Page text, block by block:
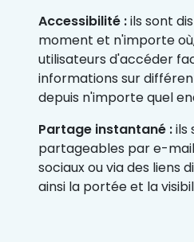
Accessibilité :ils sont
moment et n'importe
utilisateurs d'accéder
informations sur
depuis n'importe quel
Partage instantané :ils
partageables par e-
sociaux ou via des liens
ainsi la portée et la